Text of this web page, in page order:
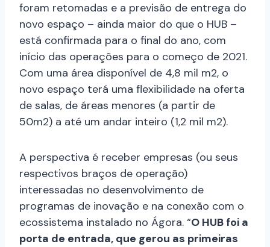
foram retomadas e a previsão de entrega do
novo espaço – ainda maior do que o HUB –
está confirmada para o final do ano, com
início das operações para o começo de 2021.
Com uma área disponível de 4,8 mil m2, o
novo espaço terá uma flexibilidade na oferta
de salas, de áreas menores (a partir de
50m2) a até um andar inteiro (1,2 mil m2).
A perspectiva é receber empresas (ou seus
respectivos braços de operação)
interessadas no desenvolvimento de
programas de inovação e na conexão com o
ecossistema instalado no Ágora. “O HUB foi a
porta de entrada, que gerou as primeiras